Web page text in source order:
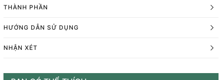
THÀNH PHẦN
HƯỚNG DẪN SỬ DỤNG
NHẬN XÉT